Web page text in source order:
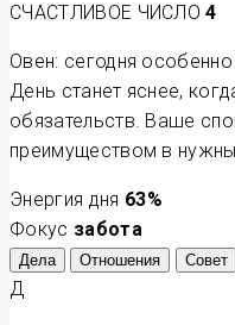
СЧАСТЛИВОЕ ЧИСЛО 4
Овен: сегодня особенно
День станет яснее,
обязательств. Ваше
преимуществом в
Энергия дня 63%
Фокус забота
Дела Отношения Совет
Д